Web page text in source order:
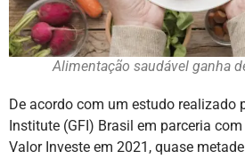
Alimentação saudável ganha
De acordo com um estudo realizado
Institute (GFI) Brasil em parceria
Valor Investe em 2021, quase